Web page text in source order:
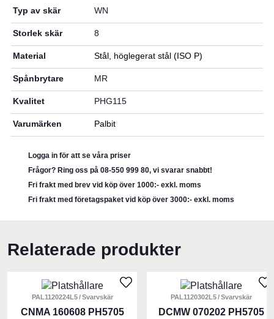
Typ av skär WN
Storlek skär 8
Material Stål, höglegerat stål (ISO P)
Spånbrytare MR
Kvalitet PHG115
Varumärken Palbit
Logga in för att se våra priser
Frågor? Ring oss på 08-550 999 80, vi svarar snabbt!
Fri frakt med brev vid köp över 1000:- exkl. moms
Fri frakt med företagspaket vid köp över 3000:- exkl. moms
Relaterade produkter
PAL1120224L5 Svarvskär
CNMA 160608 PH5705
PAL1120302L5 Svarvskär
DCMW 070202 PH5705